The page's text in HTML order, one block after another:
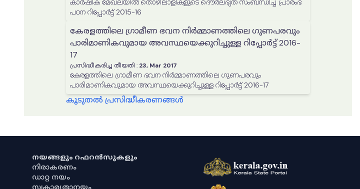
പഠന റിപ്പോർട്ട് 2015-16
കേരളത്തിലെ ഗ്രാമീണ ഭവന നിര്‍മ്മാണത്തിലെ ഗുണപരവും
പാരിമാണികവുമായ അവസ്ഥയെക്കുറിച്ചുള്ള റിപ്പോർട്ട് 2016-
17
പ്രസിദ്ധീകരിച്ച തീയതി : 23, Mar 2017
കേരളത്തിലെ ഗ്രാമീണ ഭവന നിര്‍മ്മാണത്തിലെ ഗുണപരവും
പാരിമാണികവുമായ അവസ്ഥയെക്കുറിച്ചുള്ള റിപ്പോർട്ട് 2016-17
കൂടുതൽ പ്രസിദ്ധീകരണങ്ങൾ
നയങ്ങളും റഫറൻസുകളും
നിരാകരണം
ഡാറ്റ നയം
സ്വകാര്യതാനയം